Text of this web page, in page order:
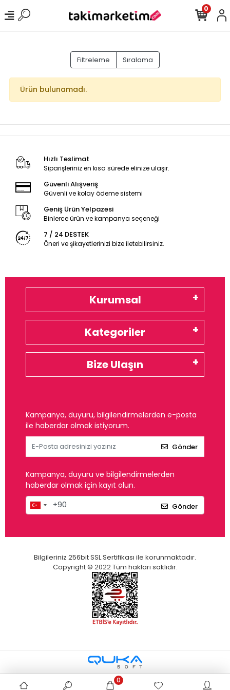
0
Filtreleme Sıralama
Ürün bulunamadı.
Hızlı Teslimat
Siparişleriniz en kısa sürede elinize ulaşır.
Güvenli Alışveriş
Güvenli ve kolay ödeme sistemi
Geniş Ürün Yelpazesi
Binlerce ürün ve kampanya seçeneği
7 / 24 DESTEK
Öneri ve şikayetlerinizi bize iletebilirsiniz.
Kurumsal
Kategoriler
Bize Ulaşın
Kampanya, duyuru, bilgilendirmelerden e-posta
ile haberdar olmak istiyorum.
Gönder
Kampanya, duyuru ve bilgilendirmelerden
haberdar olmak için kayıt olun.
Gönder
Bilgileriniz 256bit SSL Sertifikası ile korunmaktadır.
Copyright © 2022 Tüm hakları saklıdır.
0